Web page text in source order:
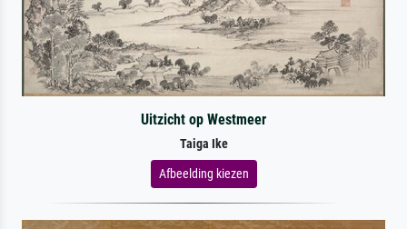
Uitzicht op Westmeer
Taiga Ike
Afbeelding kiezen